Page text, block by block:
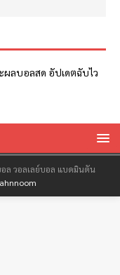
ลบอลสด อัปเดตฉับไว
ล วอลเลย์บอล แบดมินตัน